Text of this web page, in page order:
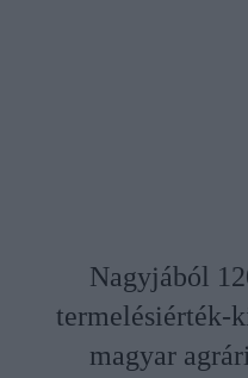
Nagyjából
termelésiérték-
magyar